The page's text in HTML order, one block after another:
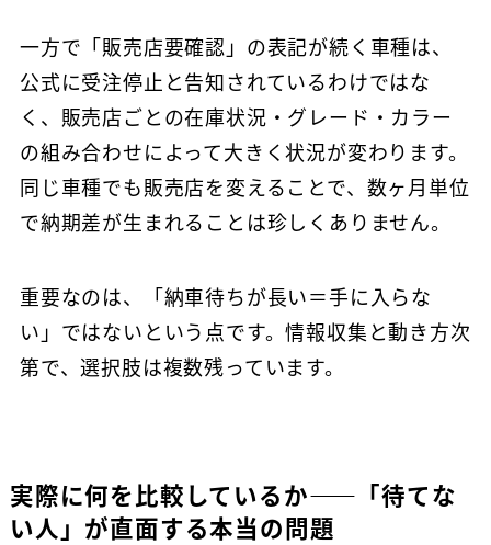
一方で「販売店要確認」の表記が続く車種は、
公式に受注停止と告知されているわけではな
く、販売店ごとの在庫状況・グレード・カラー
の組み合わせによって大きく状況が変わります。
同じ車種でも販売店を変えることで、数ヶ月単位
で納期差が生まれることは珍しくありません。
重要なのは、「納車待ちが長い＝手に入らな
い」ではないという点です。情報収集と動き方次
第で、選択肢は複数残っています。
実際に何を比較しているか——「待てな
い人」が直面する本当の問題